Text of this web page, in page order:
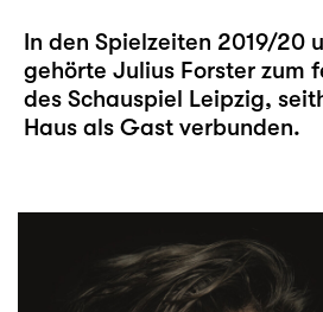
In den Spielzeiten 2019/20
gehörte Julius Forster zum
des Schauspiel Leipzig,
Haus als Gast verbunden.